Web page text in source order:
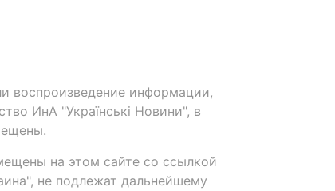
воспроизведение информации,
ИнА "Українські Новини", в
на этом сайте со ссылкой
не подлежат дальнейшему